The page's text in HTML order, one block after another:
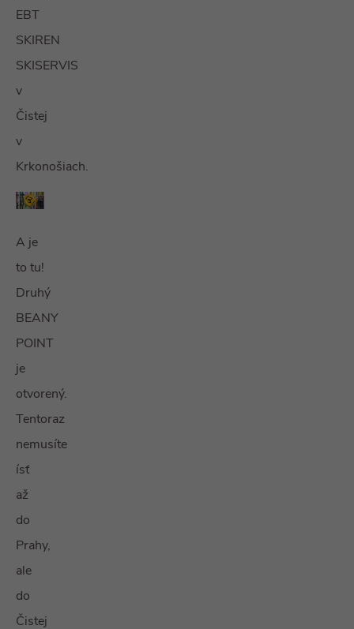
EBT
SKIREN
SKISERVIS
v
Čistej
v
Krkonošiach.
A je
to tu!
Druhý
BEANY
POINT
je
otvorený.
Tentoraz
nemusíte
ísť
až
do
Prahy,
ale
do
Čistej